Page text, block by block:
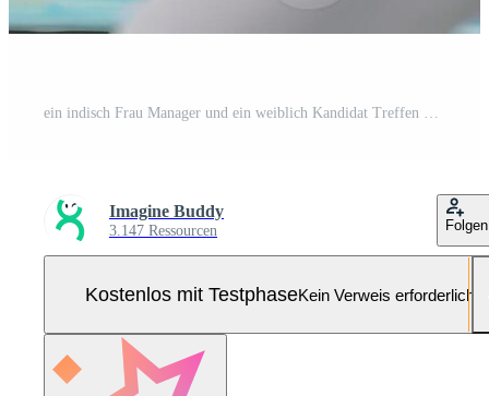
ein indisch Frau Manager und ein weiblich Kandidat Treffen beim Arbeit Pro Foto
Imagine Buddy
3.147 Ressourcen Folgen
Kostenlos mit TestphaseKein Verweis erforderlich